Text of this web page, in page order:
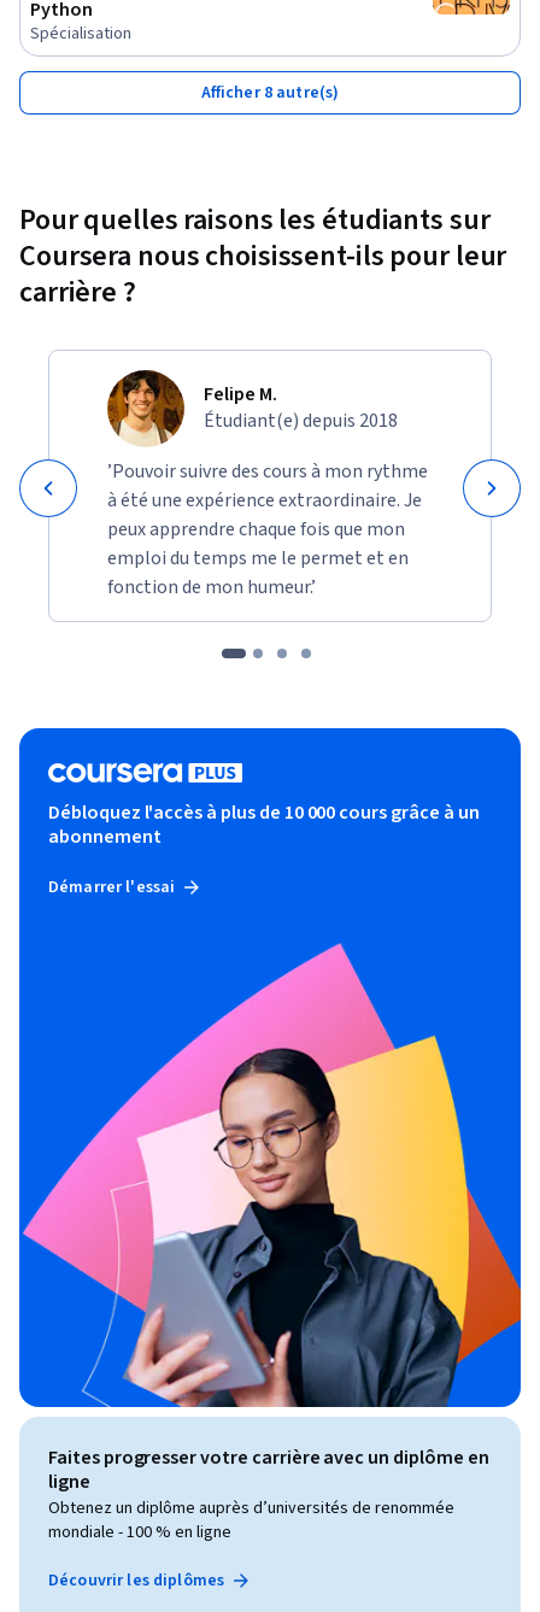
Python
Spécialisation
Afficher 8 autre(s)
Pour quelles raisons les étudiants sur
Coursera nous choisissent-ils pour leur
carrière ?
Felipe M.
Étudiant(e) depuis 2018
’Pouvoir suivre des cours à mon rythme
à été une expérience extraordinaire. Je
peux apprendre chaque fois que mon
emploi du temps me le permet et en
fonction de mon humeur.’
Débloquez l'accès à plus de 10 000 cours grâce à un
abonnement
Démarrer l'essai
Faites progresser votre carrière avec un diplôme en
ligne
Obtenez un diplôme auprès d’universités de renommée
mondiale - 100 % en ligne
Découvrir les diplômes